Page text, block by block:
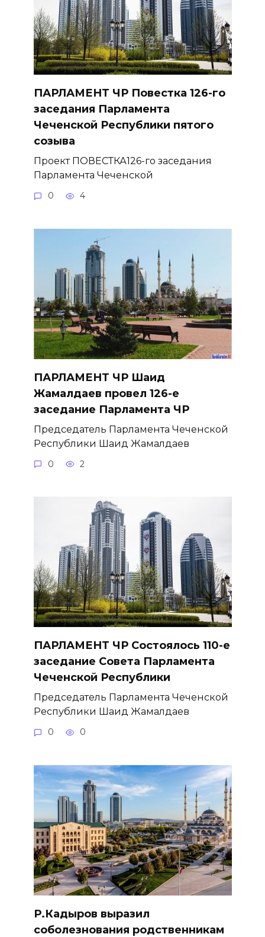
ПАРЛАМЕНТ ЧР Повестка 126-го
заседания Парламента
Чеченской Республики пятого
созыва
Проект ПОВЕСТКА126-го заседания
Парламента Чеченской
0 4
ПАРЛАМЕНТ ЧР Шаид
Жамалдаев провел 126-е
заседание Парламента ЧР
Председатель Парламента Чеченской
Республики Шаид Жамалдаев
0 2
ПАРЛАМЕНТ ЧР Состоялось 110-е
заседание Совета Парламента
Чеченской Республики
Председатель Парламента Чеченской
Республики Шаид Жамалдаев
0 0
Р.Кадыров выразил
соболезнования родственникам